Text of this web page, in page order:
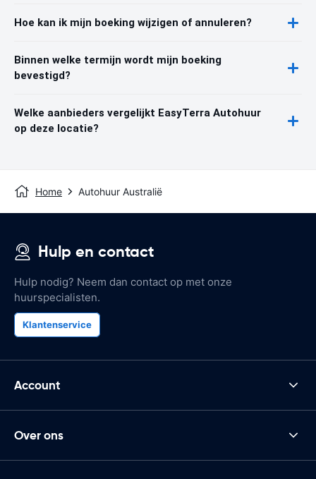
Hoe kan ik mijn boeking wijzigen of annuleren?
Binnen welke termijn wordt mijn boeking
bevestigd?
Welke aanbieders vergelijkt EasyTerra Autohuur
op deze locatie?
Home Autohuur Australië
Hulp en contact
Hulp nodig? Neem dan contact op met onze
huurspecialisten.
Klantenservice
Account
Over ons